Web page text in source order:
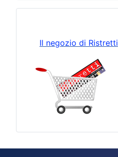
Il negozio di Ristretti